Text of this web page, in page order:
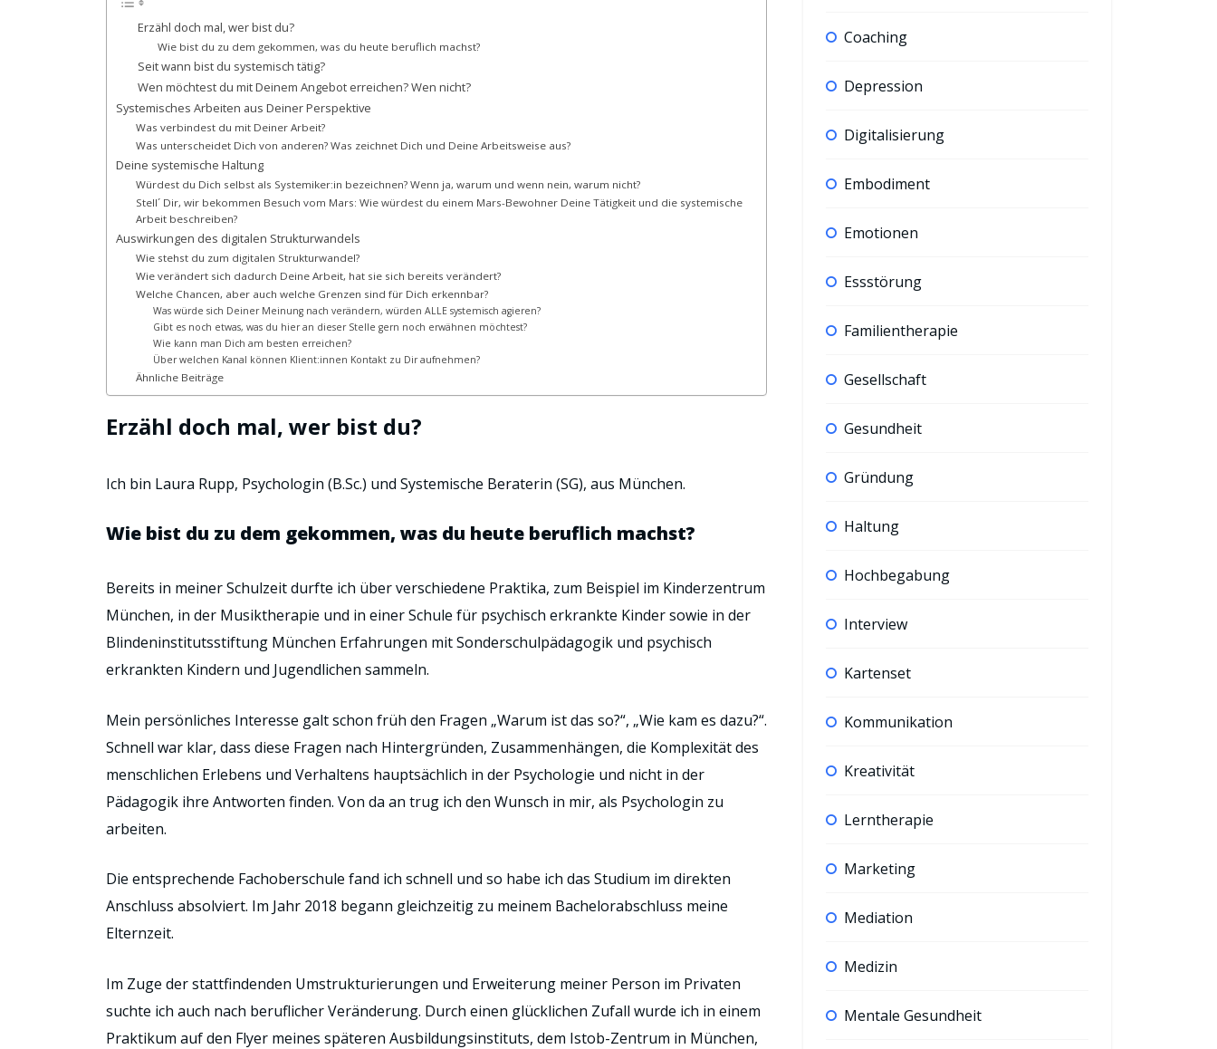
Erzähl doch mal, wer bist du?
Wie bist du zu dem gekommen, was du heute beruflich machst?
Seit wann bist du systemisch tätig?
Wen möchtest du mit Deinem Angebot erreichen? Wen nicht?
Systemisches Arbeiten aus Deiner Perspektive
Was verbindest du mit Deiner Arbeit?
Was unterscheidet Dich von anderen? Was zeichnet Dich und Deine Arbeitsweise aus?
Deine systemische Haltung
Würdest du Dich selbst als Systemiker:in bezeichnen? Wenn ja, warum und wenn nein, warum nicht?
Stell´ Dir, wir bekommen Besuch vom Mars: Wie würdest du einem Mars-Bewohner Deine Tätigkeit und die systemische
Arbeit beschreiben?
Auswirkungen des digitalen Strukturwandels
Wie stehst du zum digitalen Strukturwandel?
Wie verändert sich dadurch Deine Arbeit, hat sie sich bereits verändert?
Welche Chancen, aber auch welche Grenzen sind für Dich erkennbar?
Was würde sich Deiner Meinung nach verändern, würden ALLE systemisch agieren?
Gibt es noch etwas, was du hier an dieser Stelle gern noch erwähnen möchtest?
Wie kann man Dich am besten erreichen?
Über welchen Kanal können Klient:innen Kontakt zu Dir aufnehmen?
Ähnliche Beiträge
Erzähl doch mal, wer bist du?
Ich bin Laura Rupp, Psychologin (B.Sc.) und Systemische Beraterin (SG), aus München.
Wie bist du zu dem gekommen, was du heute beruflich machst?
Bereits in meiner Schulzeit durfte ich über verschiedene Praktika, zum Beispiel im Kinderzentrum
München, in der Musiktherapie und in einer Schule für psychisch erkrankte Kinder sowie in der
Blindeninstitutsstiftung München Erfahrungen mit Sonderschulpädagogik und psychisch
erkrankten Kindern und Jugendlichen sammeln.
Mein persönliches Interesse galt schon früh den Fragen „Warum ist das so?“, „Wie kam es dazu?“.
Schnell war klar, dass diese Fragen nach Hintergründen, Zusammenhängen, die Komplexität des
menschlichen Erlebens und Verhaltens hauptsächlich in der Psychologie und nicht in der
Pädagogik ihre Antworten finden. Von da an trug ich den Wunsch in mir, als Psychologin zu
arbeiten.
Die entsprechende Fachoberschule fand ich schnell und so habe ich das Studium im direkten
Anschluss absolviert. Im Jahr 2018 begann gleichzeitig zu meinem Bachelorabschluss meine
Elternzeit.
Im Zuge der stattfindenden Umstrukturierungen und Erweiterung meiner Person im Privaten
suchte ich auch nach beruflicher Veränderung. Durch einen glücklichen Zufall wurde ich in einem
Praktikum auf den Flyer meines späteren Ausbildungsinstituts, dem Istob-Zentrum in München,
Coaching
Depression
Digitalisierung
Embodiment
Emotionen
Essstörung
Familientherapie
Gesellschaft
Gesundheit
Gründung
Haltung
Hochbegabung
Interview
Kartenset
Kommunikation
Kreativität
Lerntherapie
Marketing
Mediation
Medizin
Mentale Gesundheit